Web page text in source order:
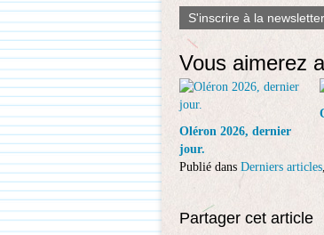
S'inscrire à la newsletter
Vous aimerez
Oléron 2026, dernier
jour.
Publié dans Derniers articles,
Partager cet article